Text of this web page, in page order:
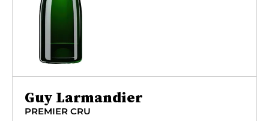
Guy Larmandier
PREMIER CRU